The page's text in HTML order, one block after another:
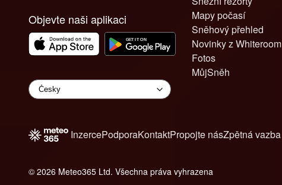
Objevte naši aplikaci
Mapy počasí
Sněhový přehled
Novinky z Whiteroom
Fotos
MůjSněh
InzercePodporaKontaktPropojte násZpětná vazba
© 2026 Meteo365 Ltd. Všechna práva vyhrazena